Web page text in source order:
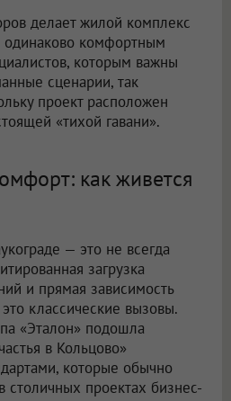
делает жилой комплекс
одинаково комфортным
которым важны
сценарии, так
проект расположен
«тихой гавани».
как живется
— это не всегда
загрузка
и прямая зависимость
классические вызовы.
«Эталон» подошла
в Кольцово»
которые обычно
столичных проектах бизнес-